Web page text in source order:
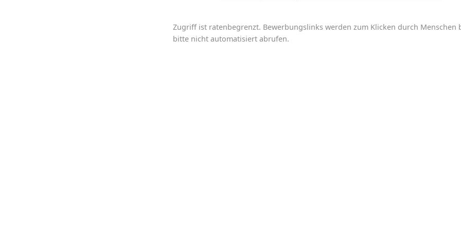
Zugriff ist ratenbegrenzt. Bewerbungslinks werden zum Klicken durch Menschen
bitte nicht automatisiert abrufen.